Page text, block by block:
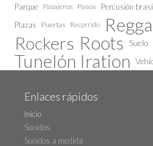
Parque Pasajeros Pasos Percusión
Plazas Puertas Recorrido
Rockers Roots Suelo
Tunelón Iration
Enlaces rápidos
Inicio
Sonidos
Sonidos a medida